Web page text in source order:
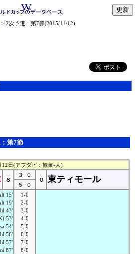
> 2次予選：第7節(2015/11/12)
第7節
12日(アブダビ：観衆-人)
８
３−０
０
東ティモール
５−０
15'
19'
43'
53'
54'
56'
57'
87'
1-0
2-0
3-0
4-0
5-0
6-0
7-0
8-0